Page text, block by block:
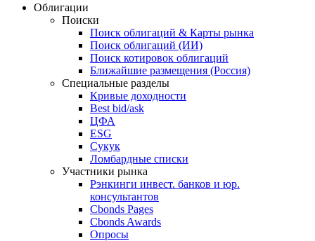
Облигации
Поиски
Поиск облигаций & Карты рынка
Поиск облигаций (ИИ)
Поиск котировок облигаций
Ближайшие размещения (Россия)
Специальные разделы
Кривые доходности
Best bid/ask
ЦФА
ESG
Сукук
Ломбардные списки
Участники рынка
Рэнкинги инвест. банков и юр.
консультантов
Cbonds Pages
Cbonds Awards
Опросы